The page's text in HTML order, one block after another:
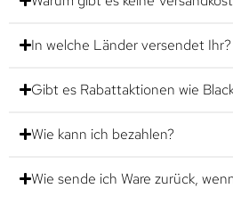
In welche Länder versendet Ihr?
Gibt es Rabattaktionen wie
Wie kann ich bezahlen?
Wie sende ich Ware zurück,